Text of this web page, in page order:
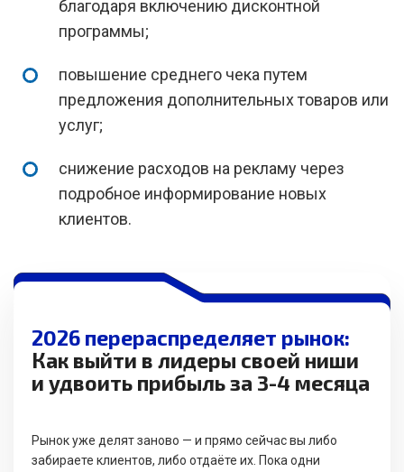
благодаря включению дисконтной
программы;
повышение среднего чека путем
предложения дополнительных товаров или
услуг;
снижение расходов на рекламу через
подробное информирование новых
клиентов.
2026 перераспределяет рынок:
Как выйти в лидеры своей ниши
и удвоить прибыль за 3-4 месяца
Рынок уже делят заново — и прямо сейчас вы либо
забираете клиентов, либо отдаёте их. Пока одни